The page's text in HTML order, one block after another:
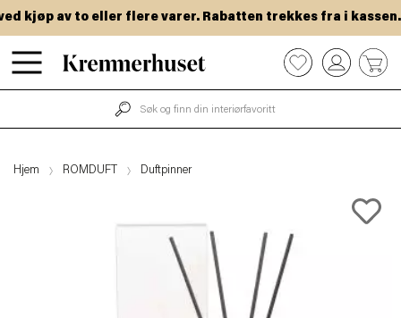
Hopp
til
kjøp av to eller flere varer. Rabatten trekkes fra i kassen.
0
Hjem ROMDUFT Duftpinner